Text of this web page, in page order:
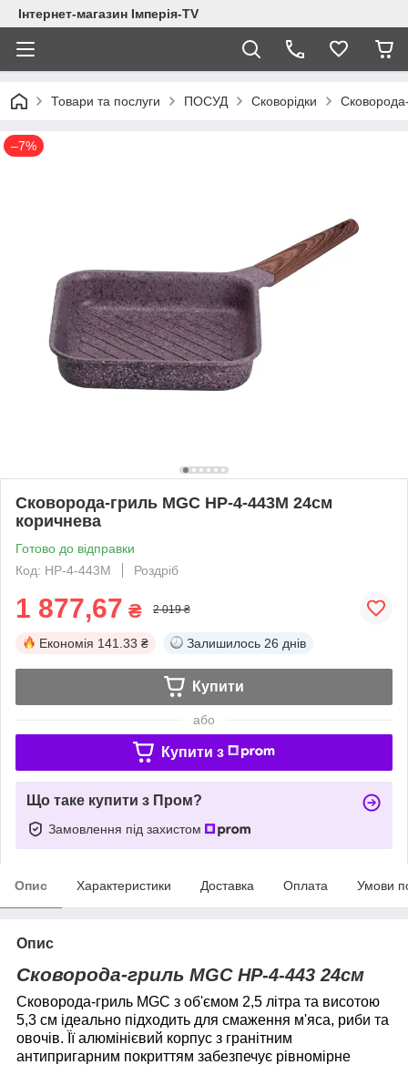
Інтернет-магазин Імперія-TV
Товари та послуги ПОСУД Сковорідки
–7%
Сковорода-гриль MGC HP-4-443М 24см
коричнева
Готово до відправки
Код: HP-4-443M
Роздріб
1 877,67 ₴ 2 019 ₴
Економія 141.33 ₴ Залишилось 26 днів
Купити
або
Купити з
Що таке купити з Пром?
Замовлення під захистом
Опис Характеристики Доставка Оплата Умови
Опис
Сковорода-гриль MGC HP-4-443 24см
Сковорода-гриль MGC з об'ємом 2,5 літра та висотою
5,3 см ідеально підходить для смаження м'яса, риби та
овочів. Її алюмінієвий корпус з гранітним
антипригарним покриттям забезпечує рівномірне